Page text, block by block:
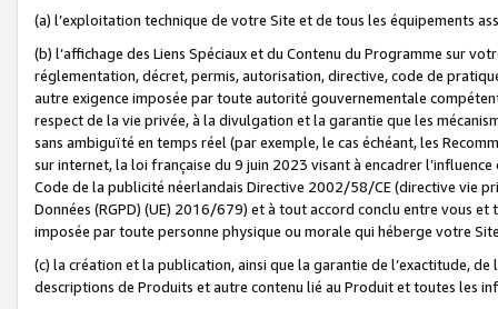
(a) l’exploitation technique de votre Site et de tous les équipements
(b) l’affichage des Liens Spéciaux et du Contenu du Programme sur
réglementation, décret, permis, autorisation, directive, code de
autre exigence imposée par toute autorité gouvernementale
respect de la vie privée, à la divulgation et la garantie que les
sans ambiguïté en temps réel (par exemple, le cas échéant, les
sur internet, la loi française du 9 juin 2023 visant à encadrer
Code de la publicité néerlandais Directive 2002/58/CE (directive vie
Données (RGPD) (UE) 2016/679) et à tout accord conclu entre vous
imposée par toute personne physique ou morale qui héberge votre
(c) la création et la publication, ainsi que la garantie de l’exactitude,
descriptions de Produits et autre contenu lié au Produit et toutes les